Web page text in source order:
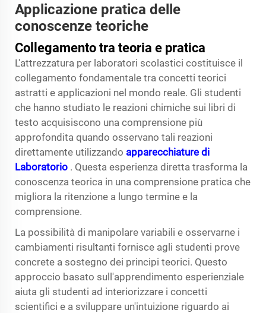
Applicazione pratica delle
conoscenze teoriche
Collegamento tra teoria e pratica
L'attrezzatura per laboratori scolastici costituisce il
collegamento fondamentale tra concetti teorici
astratti e applicazioni nel mondo reale. Gli studenti
che hanno studiato le reazioni chimiche sui libri di
testo acquisiscono una comprensione più
approfondita quando osservano tali reazioni
direttamente utilizzando apparecchiature di
Laboratorio . Questa esperienza diretta trasforma la
conoscenza teorica in una comprensione pratica che
migliora la ritenzione a lungo termine e la
comprensione.
La possibilità di manipolare variabili e osservarne i
cambiamenti risultanti fornisce agli studenti prove
concrete a sostegno dei principi teorici. Questo
approccio basato sull'apprendimento esperienziale
aiuta gli studenti ad interiorizzare i concetti
scientifici e a sviluppare un'intuizione riguardo ai